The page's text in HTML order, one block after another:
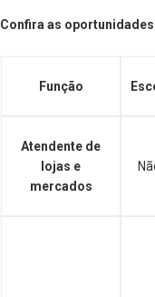
Confira as
Função
Atendente de
lojas e
mercados